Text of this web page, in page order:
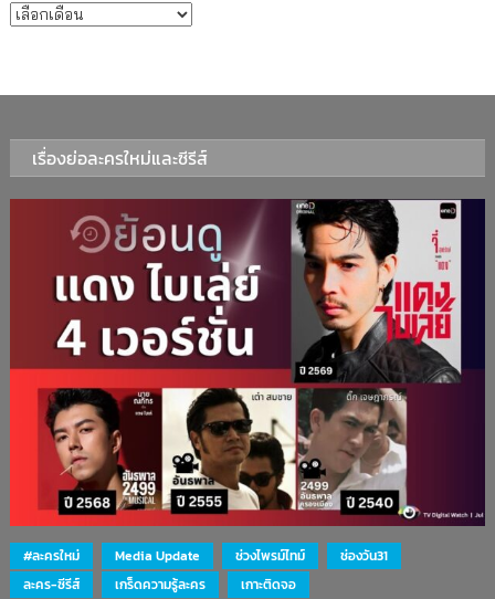
บทความรายเดือน
เรื่องย่อละครใหม่และซีรีส์
#ละครใหม่ Media Update ช่วงไพรม์ไทม์
ช่องวัน31
ละคร-ซีรีส์
เกร็ดความรู้ละคร เกาะติดจอ